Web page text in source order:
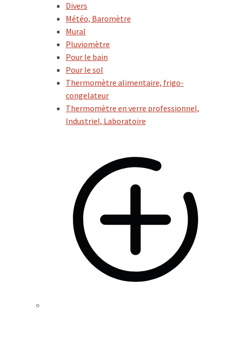
Divers
Météo, Baromètre
Mural
Pluviomètre
Pour le bain
Pour le sol
Thermomètre alimentaire, frigo-
congelateur
Thermomètre en verre professionnel,
Industriel, Laboratoire